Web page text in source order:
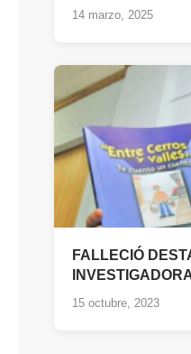
14 marzo, 2025
FALLECIÓ
15 octubre, 2023